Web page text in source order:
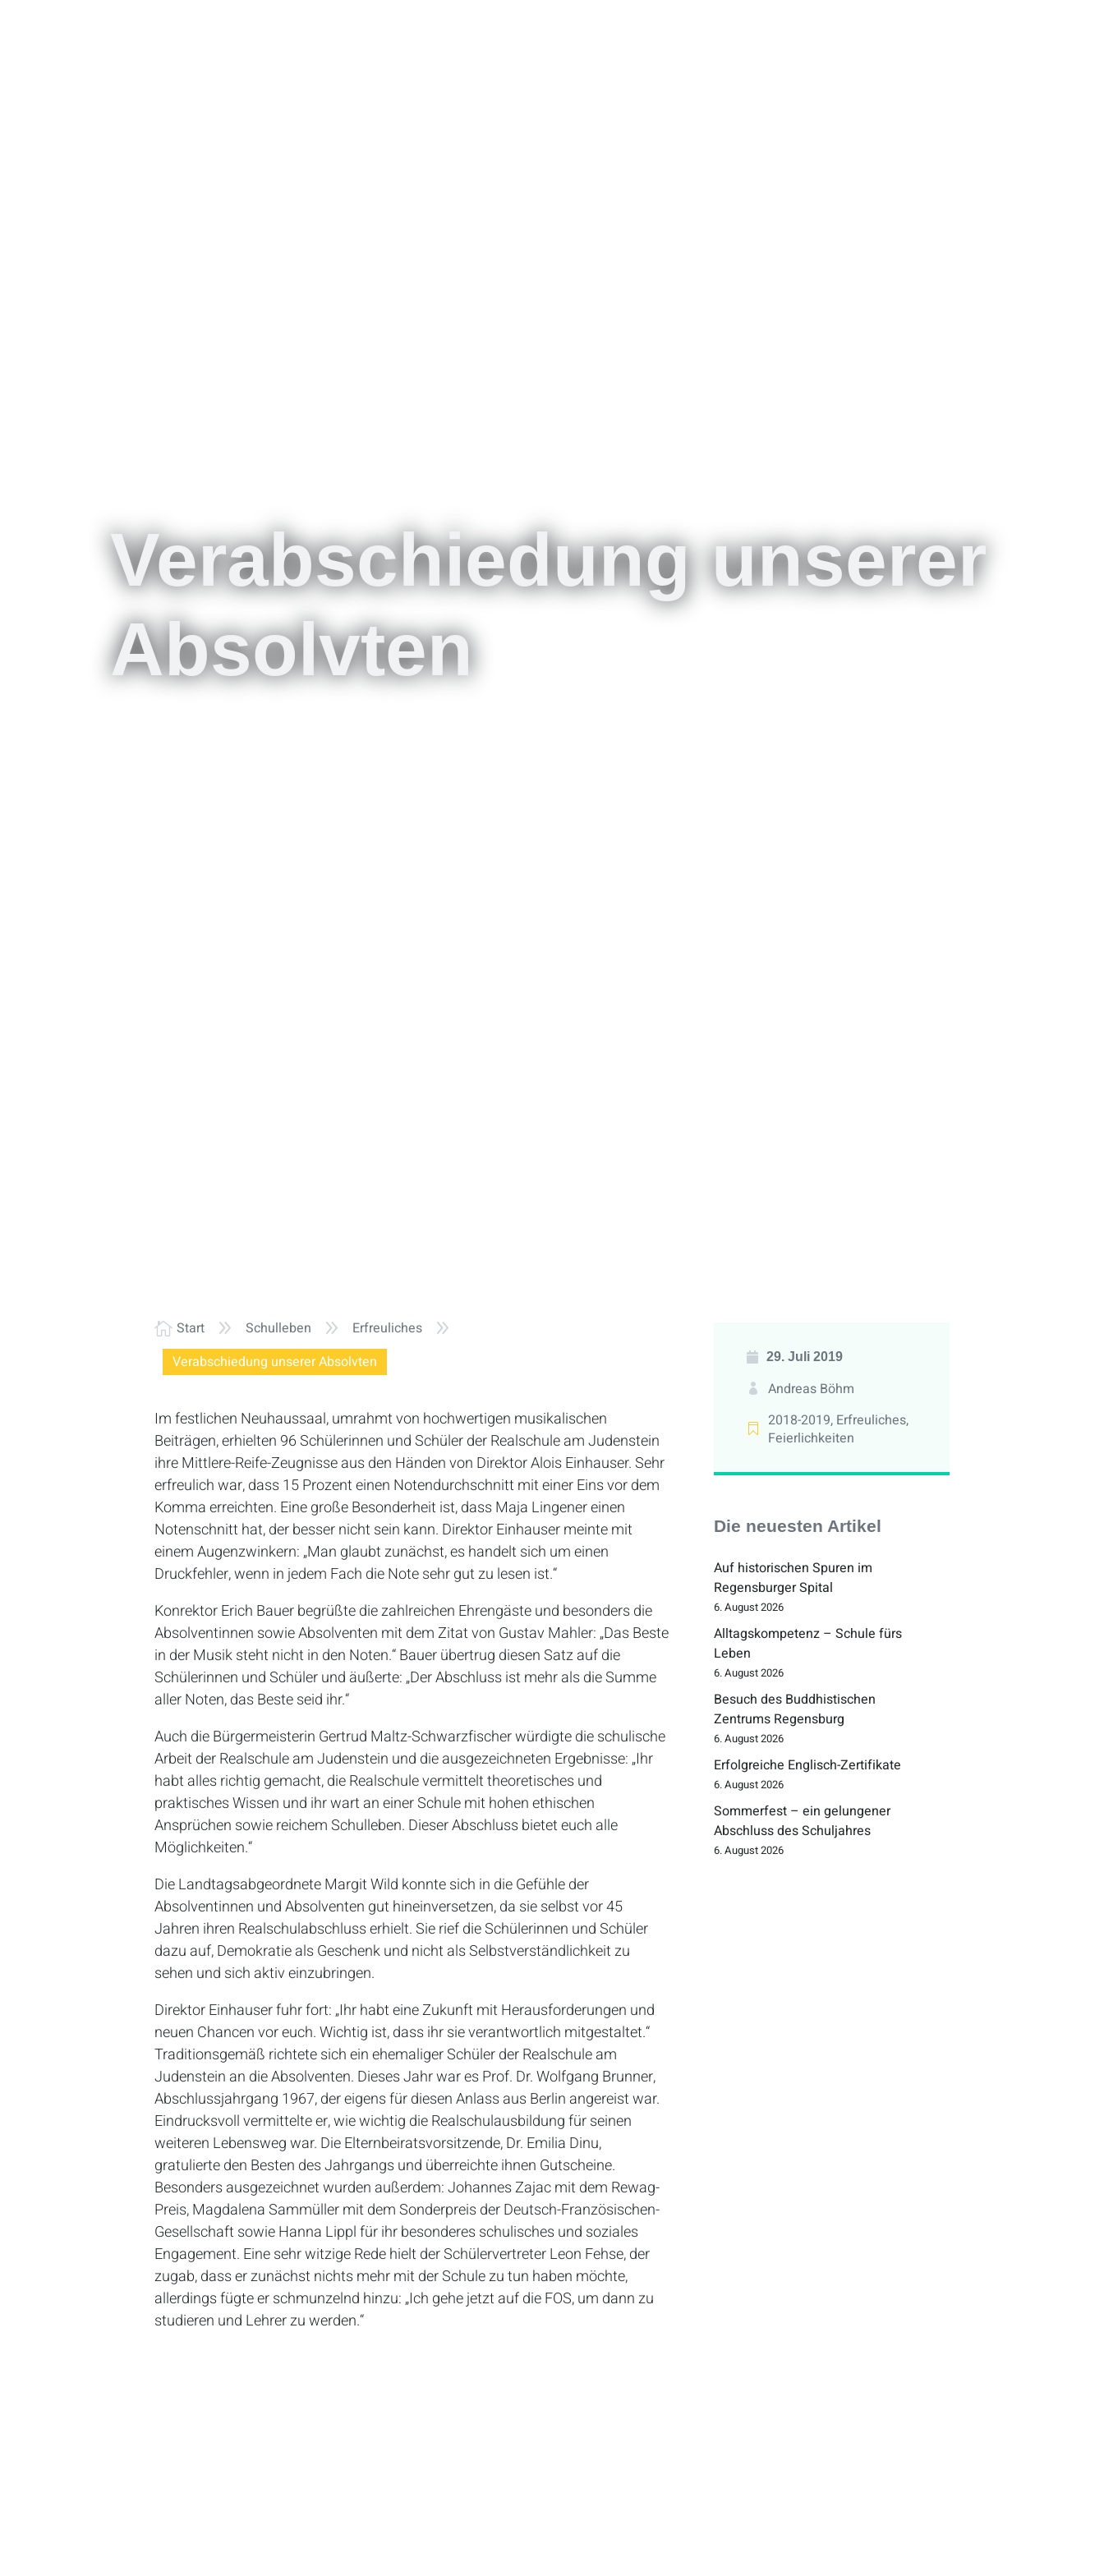
Verabschiedung unserer
Absolvten
 Start 9 Schulleben 9 Erfreuliches 9
Verabschiedung unserer Absolvten
Im festlichen Neuhaussaal, umrahmt von hochwertigen musikalischen
Beiträgen, erhielten 96 Schülerinnen und Schüler der Realschule am Judenstein
ihre Mittlere-Reife-Zeugnisse aus den Händen von Direktor Alois Einhauser. Sehr
erfreulich war, dass 15 Prozent einen Notendurchschnitt mit einer Eins vor dem
Komma erreichten. Eine große Besonderheit ist, dass Maja Lingener einen
Notenschnitt hat, der besser nicht sein kann. Direktor Einhauser meinte mit
einem Augenzwinkern: „Man glaubt zunächst, es handelt sich um einen
Druckfehler, wenn in jedem Fach die Note sehr gut zu lesen ist.“
Konrektor Erich Bauer begrüßte die zahlreichen Ehrengäste und besonders die
Absolventinnen sowie Absolventen mit dem Zitat von Gustav Mahler: „Das Beste
in der Musik steht nicht in den Noten.“ Bauer übertrug diesen Satz auf die
Schülerinnen und Schüler und äußerte: „Der Abschluss ist mehr als die Summe
aller Noten, das Beste seid ihr.“
Auch die Bürgermeisterin Gertrud Maltz-Schwarzfischer würdigte die schulische
Arbeit der Realschule am Judenstein und die ausgezeichneten Ergebnisse: „Ihr
habt alles richtig gemacht, die Realschule vermittelt theoretisches und
praktisches Wissen und ihr wart an einer Schule mit hohen ethischen
Ansprüchen sowie reichem Schulleben. Dieser Abschluss bietet euch alle
Möglichkeiten.“
Die Landtagsabgeordnete Margit Wild konnte sich in die Gefühle der
Absolventinnen und Absolventen gut hineinversetzen, da sie selbst vor 45
Jahren ihren Realschulabschluss erhielt. Sie rief die Schülerinnen und Schüler
dazu auf, Demokratie als Geschenk und nicht als Selbstverständlichkeit zu
sehen und sich aktiv einzubringen.
Direktor Einhauser fuhr fort: „Ihr habt eine Zukunft mit Herausforderungen und
neuen Chancen vor euch. Wichtig ist, dass ihr sie verantwortlich mitgestaltet.“
Traditionsgemäß richtete sich ein ehemaliger Schüler der Realschule am
Judenstein an die Absolventen. Dieses Jahr war es Prof. Dr. Wolfgang Brunner,
Abschlussjahrgang 1967, der eigens für diesen Anlass aus Berlin angereist war.
Eindrucksvoll vermittelte er, wie wichtig die Realschulausbildung für seinen
weiteren Lebensweg war. Die Elternbeiratsvorsitzende, Dr. Emilia Dinu,
gratulierte den Besten des Jahrgangs und überreichte ihnen Gutscheine.
Besonders ausgezeichnet wurden außerdem: Johannes Zajac mit dem Rewag-
Preis, Magdalena Sammüller mit dem Sonderpreis der Deutsch-Französischen-
Gesellschaft sowie Hanna Lippl für ihr besonderes schulisches und soziales
Engagement. Eine sehr witzige Rede hielt der Schülervertreter Leon Fehse, der
zugab, dass er zunächst nichts mehr mit der Schule zu tun haben möchte,
allerdings fügte er schmunzelnd hinzu: „Ich gehe jetzt auf die FOS, um dann zu
studieren und Lehrer zu werden.“
29. Juli 2019
Andreas Böhm
2018-2019, Erfreuliches,
Feierlichkeiten
Die neuesten Artikel
Auf historischen Spuren im
Regensburger Spital
6. August 2026
Alltagskompetenz – Schule fürs
Leben
6. August 2026
Besuch des Buddhistischen
Zentrums Regensburg
6. August 2026
Erfolgreiche Englisch-Zertifikate
6. August 2026
Sommerfest – ein gelungener
Abschluss des Schuljahres
6. August 2026